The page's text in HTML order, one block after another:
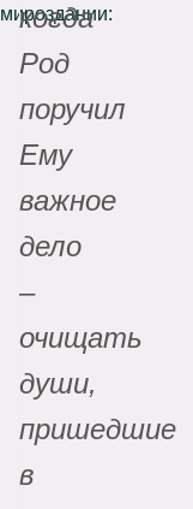
мироздании:
когда
Род
поручил
Ему
важное
дело
–
очищать
души,
пришедшие
в